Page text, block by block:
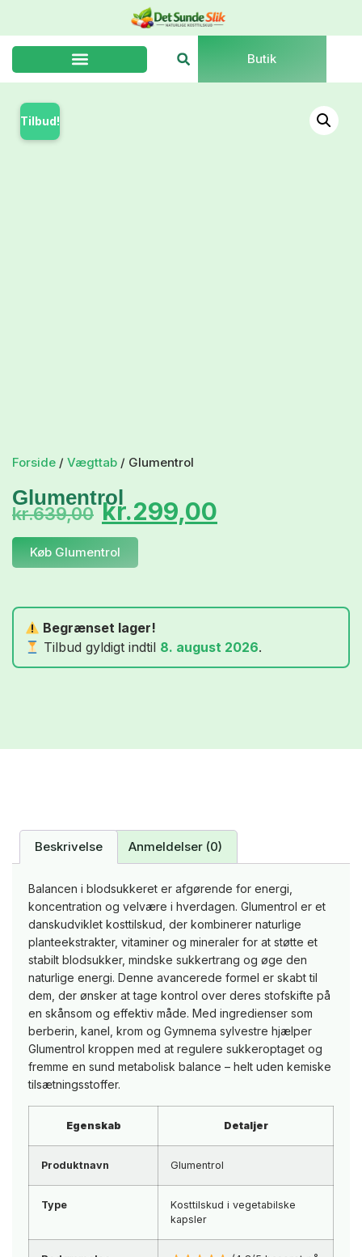
Butik
Tilbud!
Forside / Vægttab / Glumentrol
Glumentrol
kr.639,00 kr.299,00
Køb Glumentrol
Begrænset lager!
Tilbud gyldigt indtil 8. august 2026.
Beskrivelse Anmeldelser (0)
Balancen i blodsukkeret er afgørende for energi,
koncentration og velvære i hverdagen. Glumentrol er et
danskudviklet kosttilskud, der kombinerer naturlige
planteekstrakter, vitaminer og mineraler for at støtte et
stabilt blodsukker, mindske sukkertrang og øge den
naturlige energi. Denne avancerede formel er skabt til
dem, der ønsker at tage kontrol over deres stofskifte på
en skånsom og effektiv måde. Med ingredienser som
berberin, kanel, krom og Gymnema sylvestre hjælper
Glumentrol kroppen med at regulere sukkeroptaget og
fremme en sund metabolisk balance – helt uden kemiske
tilsætningsstoffer.
Egenskab Detaljer
Produktnavn Glumentrol
Type
Kosttilskud i vegetabilske
kapsler